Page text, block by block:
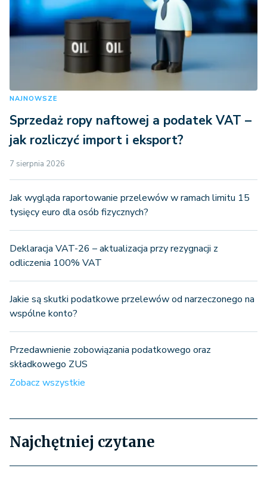
NAJNOWSZE
Sprzedaż ropy naftowej a podatek VAT –
jak rozliczyć import i eksport?
7 sierpnia 2026
Jak wygląda raportowanie przelewów w ramach limitu 15
tysięcy euro dla osób fizycznych?
Deklaracja VAT-26 – aktualizacja przy rezygnacji z
odliczenia 100% VAT
Jakie są skutki podatkowe przelewów od narzeczonego na
wspólne konto?
Przedawnienie zobowiązania podatkowego oraz
składkowego ZUS
Zobacz wszystkie
Najchętniej czytane